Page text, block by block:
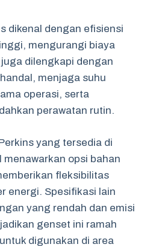
dikenal dengan efisiensi
mengurangi biaya
dilengkapi dengan
menjaga suhu
operasi, serta
perawatan rutin.
yang tersedia di
opsi bahan
fleksibilitas
energi. Spesifikasi lain
yang rendah dan emisi
genset ini ramah
digunakan di area